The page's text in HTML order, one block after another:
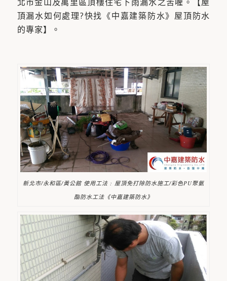
頂漏水如何處理?快找《中嘉建築防水》屋頂防水
的專家】。
新北市/永和區/黃公館 使用工法 : 屋頂免打除防水施工/彩色PU聚氨
酯防水工法《中嘉建築防水》